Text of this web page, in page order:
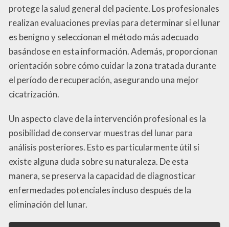
protege la salud general del paciente. Los profesionales
realizan evaluaciones previas para determinar si el lunar
es benigno y seleccionan el método más adecuado
basándose en esta información. Además, proporcionan
orientación sobre cómo cuidar la zona tratada durante
el período de recuperación, asegurando una mejor
cicatrización.
Un aspecto clave de la intervención profesional es la
posibilidad de conservar muestras del lunar para
análisis posteriores. Esto es particularmente útil si
existe alguna duda sobre su naturaleza. De esta
manera, se preserva la capacidad de diagnosticar
enfermedades potenciales incluso después de la
eliminación del lunar.